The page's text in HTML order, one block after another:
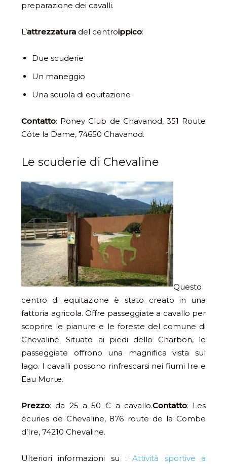
preparazione dei cavalli.
L’attrezzatura del centroippico:
Due scuderie
Un maneggio
Una scuola di equitazione
Contatto: Poney Club de Chavanod, 351 Route
Côte la Dame, 74650 Chavanod.
Le scuderie di Chevaline
Questo
centro di equitazione è stato creato in una
fattoria agricola. Offre passeggiate a cavallo per
scoprire le pianure e le foreste del comune di
Chevaline. Situato ai piedi dello Charbon, le
passeggiate offrono una magnifica vista sul
lago. I cavalli possono rinfrescarsi nei fiumi Ire e
Eau Morte.
Prezzo: da 25 a 50 € a cavallo.Contatto: Les
écuries de Chevaline, 876 route de la Combe
d’Ire, 74210 Chevaline.
Ulteriori informazioni su :Attività sportive a